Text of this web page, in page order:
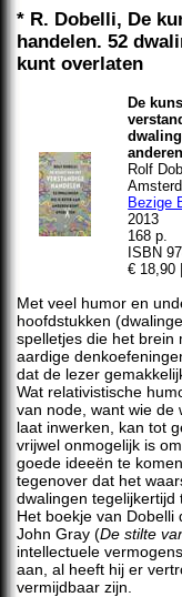
* R. Dobelli, De
handelen. 52
kunt overlaten
De
Rolf
Bezige
2013
168 p.
ISBN
€ 18,90
Met veel humor en
hoofdstukken
spelletjes die het brein
aardige
dat de lezer
Wat relativistische
van node, want wie de
laat inwerken, kan tot
vrijwel onmogelijk is
goede ideeën te
tegenover dat het
dwalingen tegelijkertijd
Het boekje van
John Gray (De stilte
intellectuele
aan, al heeft hij er
vermijdbaar zijn.